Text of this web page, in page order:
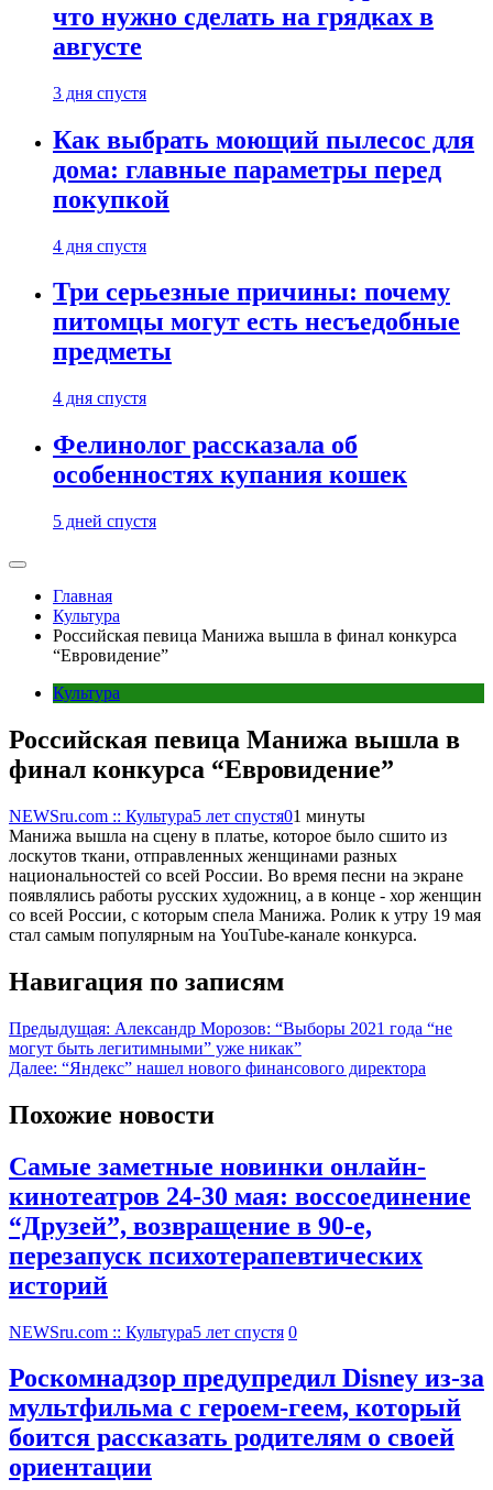
что нужно сделать на грядках в
августе
3 дня спустя
Как выбрать моющий пылесос для
дома: главные параметры перед
покупкой
4 дня спустя
Три серьезные причины: почему
питомцы могут есть несъедобные
предметы
4 дня спустя
Фелинолог рассказала об
особенностях купания кошек
5 дней спустя
Главная
Культура
Российская певица Манижа вышла в финал конкурса
“Евровидение”
Культура
Российская певица Манижа вышла в
финал конкурса “Евровидение”
NEWSru.com :: Культура5 лет спустя01 минуты
Манижа вышла на сцену в платье, которое было сшито из
лоскутов ткани, отправленных женщинами разных
национальностей со всей России. Во время песни на экране
появлялись работы русских художниц, а в конце - хор женщин
со всей России, с которым спела Манижа. Ролик к утру 19 мая
стал самым популярным на YouTube-канале конкурса.
Навигация по записям
Предыдущая: Александр Морозов: “Выборы 2021 года “не
могут быть легитимными” уже никак”
Далее: “Яндекс” нашел нового финансового директора
Похожие новости
Самые заметные новинки онлайн-
кинотеатров 24-30 мая: воссоединение
“Друзей”, возвращение в 90-е,
перезапуск психотерапевтических
историй
NEWSru.com :: Культура5 лет спустя 0
Роскомнадзор предупредил Disney из-за
мультфильма c героем-геем, который
боится рассказать родителям о своей
ориентации